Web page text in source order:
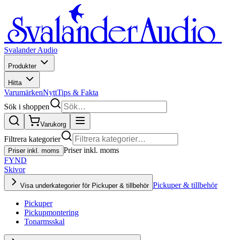
Svalander Audio
Produkter
Hitta
VarumärkenNyttTips & Fakta
Sök i shoppen
Varukorg
Filtrera kategorier
Priser inkl. moms Priser inkl. moms
FYND
Skivor
Visa underkategorier för Pickuper & tillbehör Pickuper & tillbehör
Pickuper
Pickupmontering
Tonarmsskal